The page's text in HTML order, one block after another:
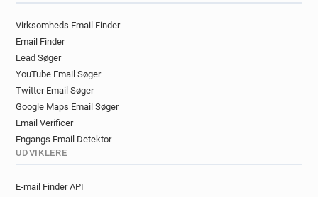
Virksomheds Email Finder
Email Finder
Lead Søger
YouTube Email Søger
Twitter Email Søger
Google Maps Email Søger
Email Verificer
Engangs Email Detektor
UDVIKLERE
E-mail Finder API